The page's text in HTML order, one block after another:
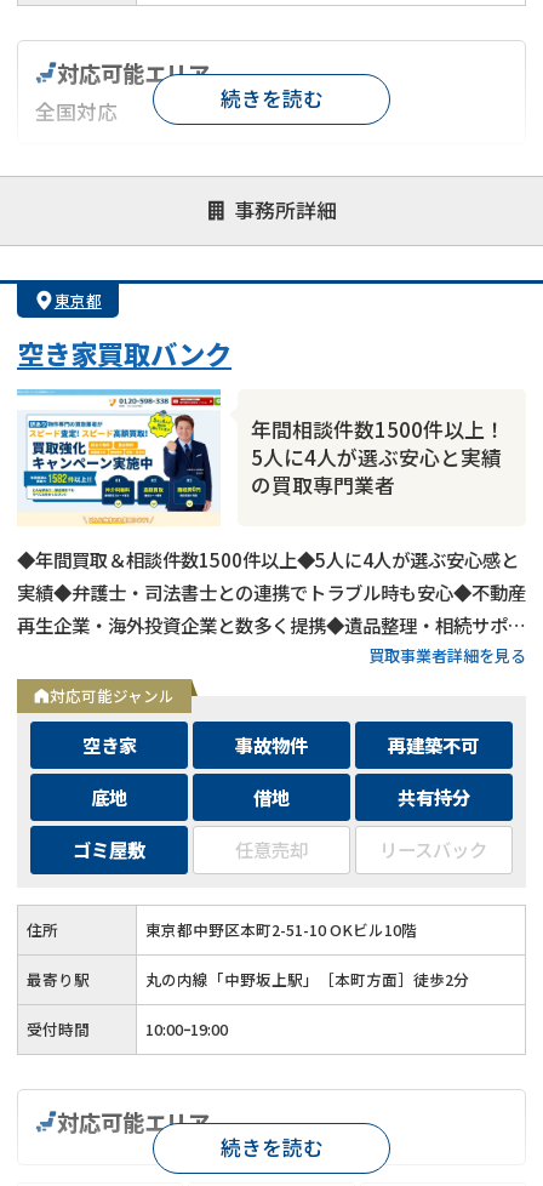
事務所詳細
対応可能エリア
全国対応
対応が親身 オンライン面談可能
レスポンスが早い
1億円以上の買取可
続きを読む
東京都
空き家買取バンク
年間相談件数1500件以上！
5人に4人が選ぶ安心と実績
の買取専門業者
◆年間買取＆相談件数1500件以上◆5人に4人が選ぶ安心感と
実績◆弁護士・司法書士との連携でトラブル時も安心◆不動産
再生企業・海外投資企業と数多く提携◆遺品整理・相続サポー
トも可能◆メールとLINEは24時間相談受付中買取事業者詳細を見る
対応可能ジャンル
空き家 事故物件
再建築不可
底地
借地
共有持分
ゴミ屋敷
任意売却 リースバック
住所 東京都中野区本町2-51-10 OKビル10階
最寄り駅 丸の内線「中野坂上駅」［本町方面］徒歩2分
受付時間 10:00ｰ19:00
対応可能エリア
続きを読む